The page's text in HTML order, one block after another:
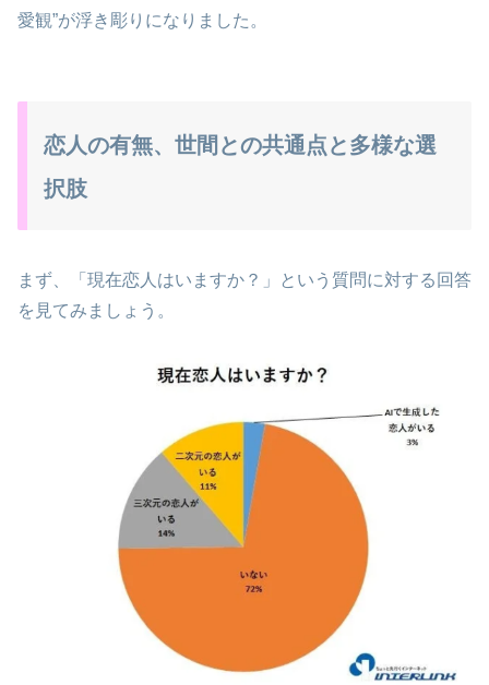
愛観”が浮き彫りになりました。
恋人の有無、世間との共通点と多様な選
択肢
まず、「現在恋人はいますか？」という質問に対する回答
を見てみましょう。